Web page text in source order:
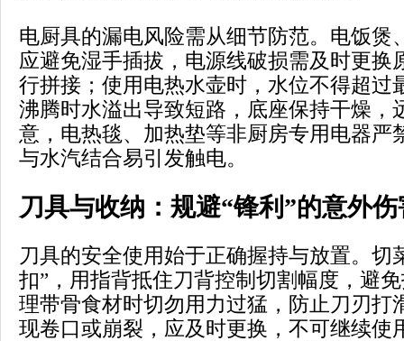
电厨具的漏电风险需从细节防范。电饭煲
应避免湿手插拔，电源线破损需及时更换
行拼接；使用电热水壶时，水位不得超过
沸腾时水溢出导致短路，底座保持干燥，
意，电热毯、加热垫等非厨房专用电器严
与水汽结合易引发触电。
刀具与收纳：规避“锋利”的意外伤
刀具的安全使用始于正确握持与放置。切
扣”，用指背抵住刀背控制切割幅度，避
理带骨食材时切勿用力过猛，防止刀刃打
现卷口或崩裂，应及时更换，不可继续使